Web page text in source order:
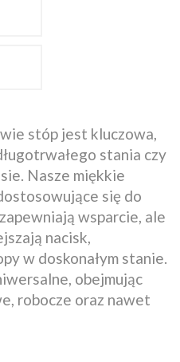
stóp jest kluczowa,
stania czy
Nasze miękkie
się do
wsparcie, ale
nacisk,
w doskonałym stanie.
obejmując
robocze oraz nawet